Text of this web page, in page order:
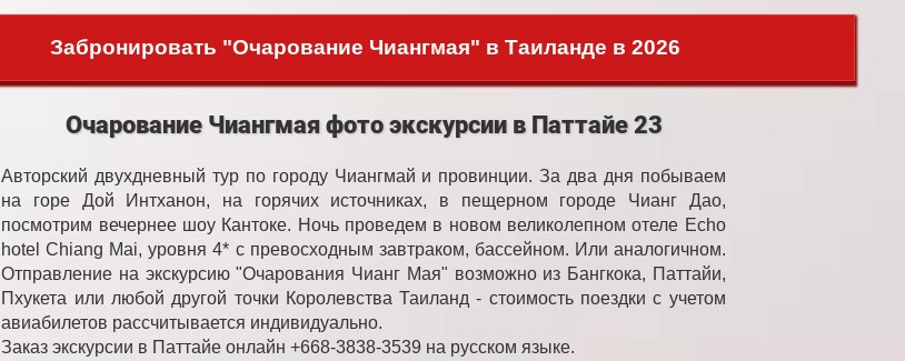
Забронировать "Очарование Чиангмая" в Таиланде в 2026
Очарование Чиангмая фото экскурсии в Паттайе 23
Авторский двухдневный тур по городу Чиангмай и провинции. За два дня побываем
на горе Дой Интханон, на горячих источниках, в пещерном городе Чианг Дао,
посмотрим вечернее шоу Кантоке. Ночь проведем в новом великолепном отеле Echo
hotel Chiang Mai, уровня 4* с превосходным завтраком, бассейном. Или аналогичном.
Отправление на экскурсию "Очарования Чианг Мая" возможно из Бангкока, Паттайи,
Пхукета или любой другой точки Королевства Таиланд - стоимость поездки с учетом
авиабилетов рассчитывается индивидуально.
Заказ экскурсии в Паттайе онлайн +668-3838-3539 на русском языке.